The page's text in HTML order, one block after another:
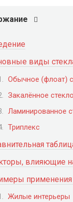
виды
Обычное (флоат)
Закалённое стекло
Ламинированное
Триплекс
влияющие
применения
Жилые интерьеры